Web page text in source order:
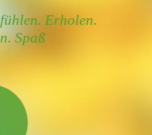
Erholen.
Spaß